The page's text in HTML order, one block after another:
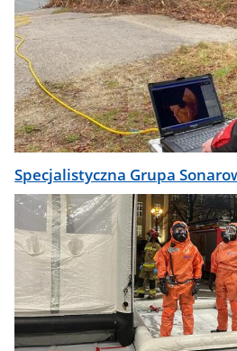
Specjalistyczna Grupa